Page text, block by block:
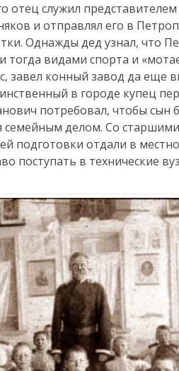
отец служил
и отправлял его в
Однажды дед узнал, что
видами спорта и
завел конный завод да еще
в городе купец
потребовал, чтобы сын
семейным делом. Со
подготовки отдали в
поступать в технические